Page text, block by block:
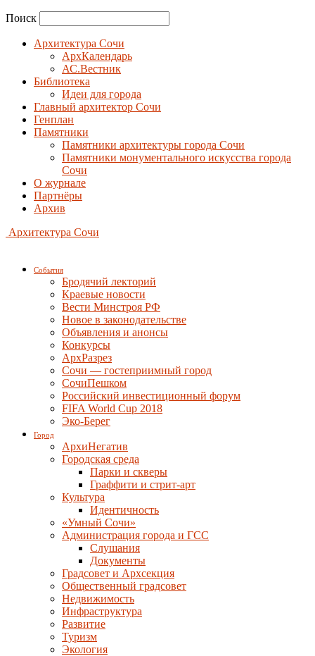
Поиск
Архитектура Сочи
АрхКалендарь
АС.Вестник
Библиотека
Идеи для города
Главный архитектор Сочи
Генплан
Памятники
Памятники архитектуры города Сочи
Памятники монументального искусства города
Сочи
О журнале
Партнёры
Архив
Архитектура Сочи
События
Бродячий лекторий
Краевые новости
Вести Минстроя РФ
Новое в законодательстве
Объявления и анонсы
Конкурсы
АрхРазрез
Сочи — гостеприимный город
СочиПешком
Российский инвестиционный форум
FIFA World Cup 2018
Эко-Берег
Город
АрхиНегатив
Городская среда
Парки и скверы
Граффити и стрит-арт
Культура
Идентичность
«Умный Сочи»
Администрация города и ГСС
Слушания
Документы
Градсовет и Архсекция
Общественный градсовет
Недвижимость
Инфраструктура
Развитие
Туризм
Экология